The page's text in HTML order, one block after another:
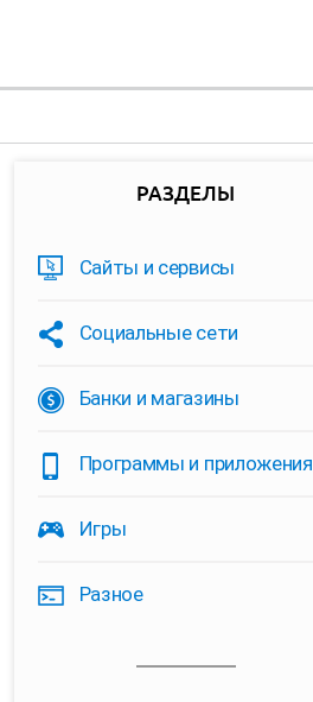
РАЗДЕЛЫ
Сайты и сервисы
Социальные сети
Банки и магазины
Программы и приложения
Игры
Разное